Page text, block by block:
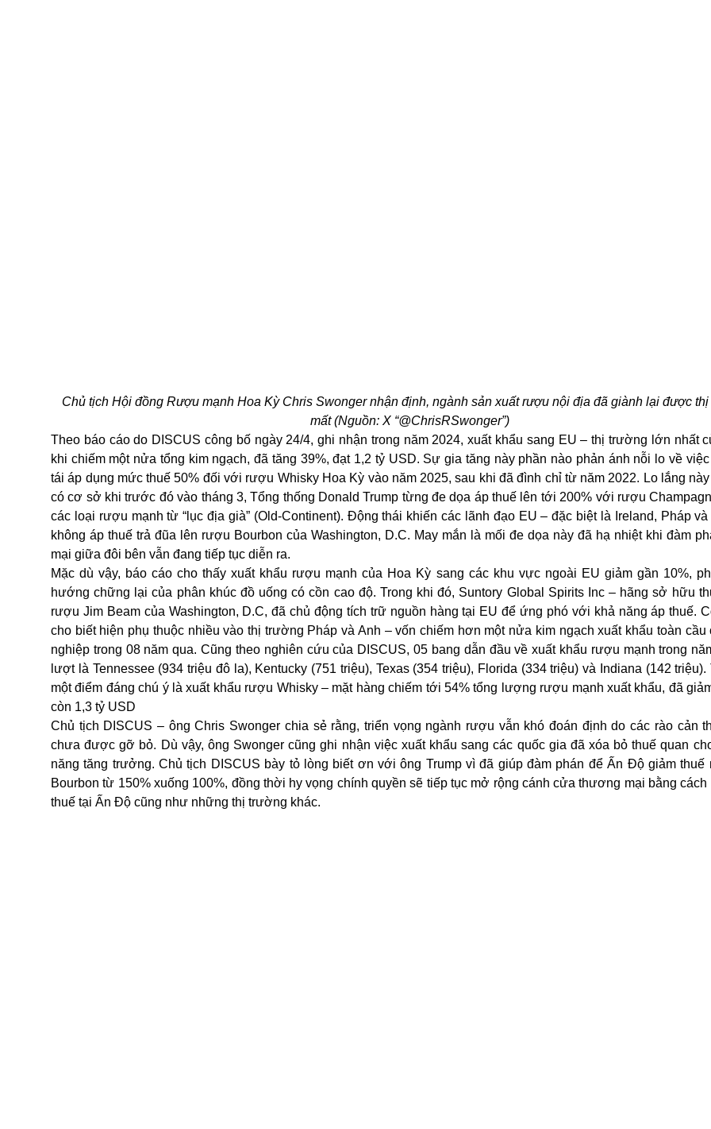
Chủ tịch Hội đồng Rượu mạnh Hoa Kỳ Chris Swonger nhận định, ngành sản xuất rượu nội địa đã giành lại được
mất (Nguồn: X “@ChrisRSwonger”)
Theo báo cáo do DISCUS công bố ngày 24/4, ghi nhận trong năm 2024, xuất khẩu sang EU – thị trường lớn nhất
khi chiếm một nửa tổng kim ngạch, đã tăng 39%, đạt 1,2 tỷ USD. Sự gia tăng này phần nào phản ánh nỗi lo về
tái áp dụng mức thuế 50% đối với rượu Whisky Hoa Kỳ vào năm 2025, sau khi đã đình chỉ từ năm 2022. Lo lắng
có cơ sở khi trước đó vào tháng 3, Tổng thống Donald Trump từng đe dọa áp thuế lên tới 200% với rượu
các loại rượu mạnh từ “lục địa già” (Old-Continent). Động thái khiến các lãnh đạo EU – đặc biệt là Ireland, Pháp
không áp thuế trả đũa lên rượu Bourbon của Washington, D.C. May mắn là mối đe dọa này đã hạ nhiệt khi đàm
mại giữa đôi bên vẫn đang tiếp tục diễn ra.
Mặc dù vậy, báo cáo cho thấy xuất khẩu rượu mạnh của Hoa Kỳ sang các khu vực ngoài EU giảm gần 10%,
hướng chững lại của phân khúc đồ uống có cồn cao độ. Trong khi đó, Suntory Global Spirits Inc – hãng sở hữu
rượu Jim Beam của Washington, D.C, đã chủ động tích trữ nguồn hàng tại EU để ứng phó với khả năng áp thuế.
cho biết hiện phụ thuộc nhiều vào thị trường Pháp và Anh – vốn chiếm hơn một nửa kim ngạch xuất khẩu toàn cầu
nghiệp trong 08 năm qua. Cũng theo nghiên cứu của DISCUS, 05 bang dẫn đầu về xuất khẩu rượu mạnh trong
lượt là Tennessee (934 triệu đô la), Kentucky (751 triệu), Texas (354 triệu), Florida (334 triệu) và Indiana (142 triệu).
một điểm đáng chú ý là xuất khẩu rượu Whisky – mặt hàng chiếm tới 54% tổng lượng rượu mạnh xuất khẩu, đã
còn 1,3 tỷ USD
Chủ tịch DISCUS – ông Chris Swonger chia sẻ rằng, triển vọng ngành rượu vẫn khó đoán định do các rào cản
chưa được gỡ bỏ. Dù vậy, ông Swonger cũng ghi nhận việc xuất khẩu sang các quốc gia đã xóa bỏ thuế quan
năng tăng trưởng. Chủ tịch DISCUS bày tỏ lòng biết ơn với ông Trump vì đã giúp đàm phán để Ấn Độ giảm thuế
Bourbon từ 150% xuống 100%, đồng thời hy vọng chính quyền sẽ tiếp tục mở rộng cánh cửa thương mại bằng cách
thuế tại Ấn Độ cũng như những thị trường khác.